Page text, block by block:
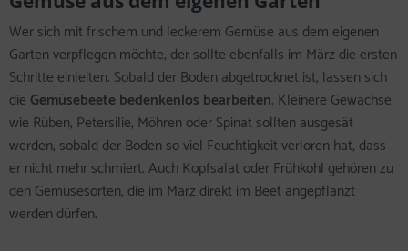
Wer sich mit frischem und leckerem Gemüse aus dem eigenen
Garten verpflegen möchte, der sollte ebenfalls im März die ersten
Schritte einleiten. Sobald der Boden abgetrocknet ist, lassen sich
die Gemüsebeete bedenkenlos bearbeiten. Kleinere Gewächse
wie Rüben, Petersilie, Möhren oder Spinat sollten ausgesät
werden, sobald der Boden so viel Feuchtigkeit verloren hat, dass
er nicht mehr schmiert. Auch Kopfsalat oder Frühkohl gehören zu
den Gemüsesorten, die im März direkt im Beet angepflanzt
werden dürfen.